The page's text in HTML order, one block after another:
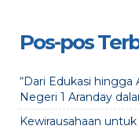
Pos-pos
“Dari Edukasi hingga
Negeri 1 Aranday
Kewirausahaan